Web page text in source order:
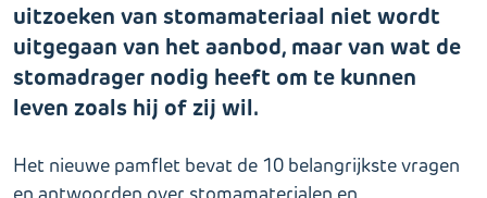
uitzoeken van stomamateriaal niet wordt
uitgegaan van het aanbod, maar van wat de
stomadrager nodig heeft om te kunnen
leven zoals hij of zij wil.
Het nieuwe pamflet bevat de 10 belangrijkste vragen
en antwoorden over stomamaterialen en